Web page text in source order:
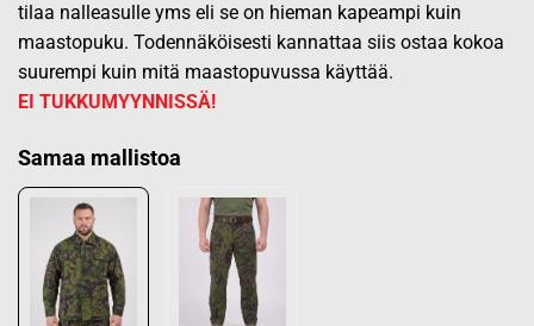
tilaa nalleasulle yms eli se on hieman kapeampi kuin
maastopuku. Todennäköisesti kannattaa siis ostaa kokoa
suurempi kuin mitä maastopuvussa käyttää.
EI TUKKUMYYNNISSÄ!
Samaa mallistoa